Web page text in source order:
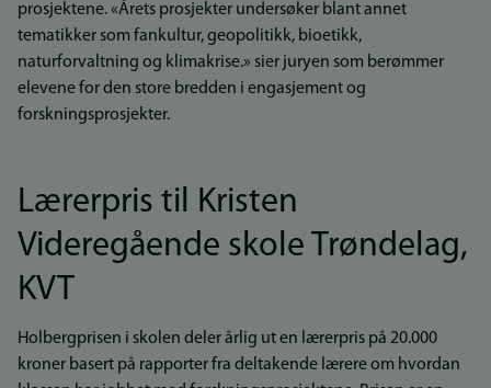
prosjektene. «Årets prosjekter undersøker blant annet
tematikker som fankultur, geopolitikk, bioetikk,
naturforvaltning og klimakrise.» sier juryen som berømmer
elevene for den store bredden i engasjement og
forskningsprosjekter.
Lærerpris til Kristen
Videregående skole Trøndelag,
KVT
Holbergprisen i skolen deler årlig ut en lærerpris på 20.000
kroner basert på rapporter fra deltakende lærere om hvordan